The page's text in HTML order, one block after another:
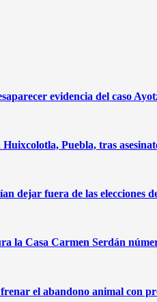
evidencia del caso
Puebla, tras
dejar fuera de las elecciones
la Casa Carmen Serdán
el abandono animal con